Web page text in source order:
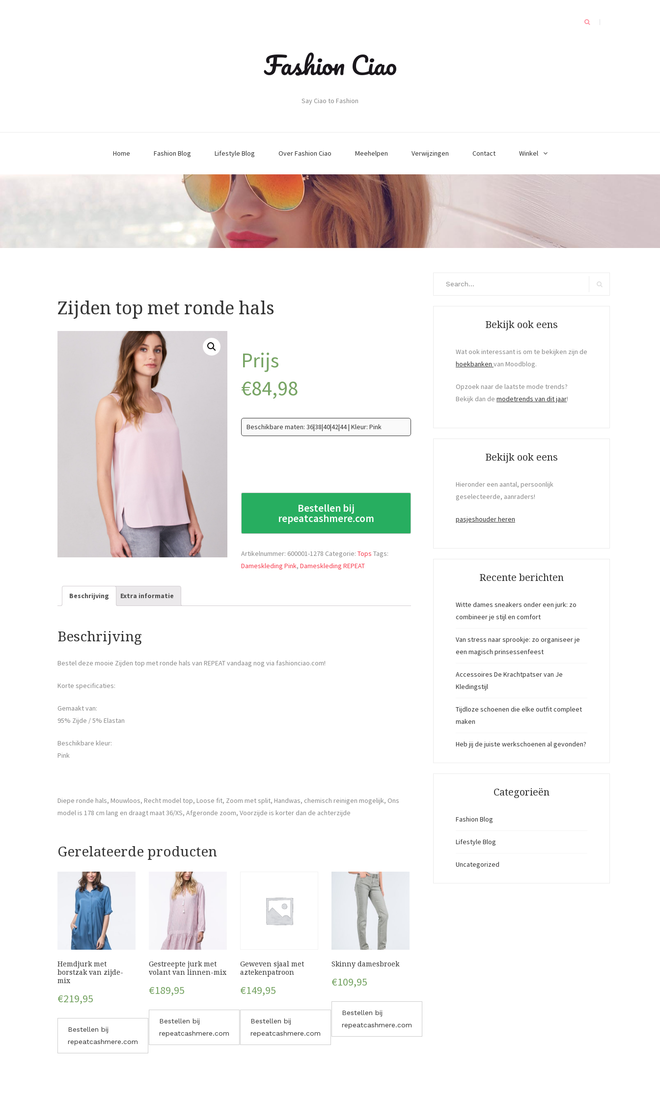
Fashion Ciao
Say Ciao to Fashion
Home Fashion Blog Lifestyle Blog Over Fashion Ciao Meehelpen Verwijzingen Contact Winkel
Zijden top met ronde hals
€84,98
Beschikbare maten: 36|38|40|42|44 | Kleur: Pink
Bestellen bij
repeatcashmere.com
Artikelnummer: 600001-1278 Categorie:Tops Tags:
Dameskleding Pink,Dameskleding REPEAT
Beschrijving Extra informatie
Beschrijving
Bestel deze mooie Zijden top met ronde hals van REPEAT vandaag nog via fashionciao.com!
Korte specificaties:
Gemaakt van:
95% Zijde / 5% Elastan
Beschikbare kleur:
Pink
Diepe ronde hals, Mouwloos, Recht model top, Loose fit, Zoom met split, Handwas, chemisch reinigen mogelijk, Ons
model is 178 cm lang en draagt maat 36/XS, Afgeronde zoom, Voorzijde is korter dan de achterzijde
Gerelateerde producten
Hemdjurk met
borstzak van zijde-
mix
€219,95
Bestellen bij
repeatcashmere.com
Gestreepte jurk met
volant van linnen-mix
€189,95
Bestellen bij
repeatcashmere.com
Geweven sjaal met
aztekenpatroon
€149,95
Bestellen bij
repeatcashmere.com
Skinny damesbroek
€109,95
Bestellen bij
repeatcashmere.com
Bekijk ook eens
Wat ook interessant is om te bekijken zijn de
hoekbanken van Moodblog.
Opzoek naar de laatste mode trends?
Bekijk dan de modetrends van dit jaar!
Bekijk ook eens
Hieronder een aantal, persoonlijk
geselecteerde, aanraders!
pasjeshouder heren
Recente berichten
Witte dames sneakers onder een jurk: zo
combineer je stijl en comfort
Van stress naar sprookje: zo organiseer je
een magisch prinsessenfeest
Accessoires De Krachtpatser van Je
Kledingstijl
Tijdloze schoenen die elke outfit compleet
maken
Heb jij de juiste werkschoenen al gevonden?
Categorieën
Fashion Blog
Lifestyle Blog
Uncategorized